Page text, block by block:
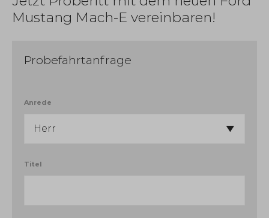
Mustang Mach-E vereinbaren!
Probefahrtanfrage
Anrede
Titel